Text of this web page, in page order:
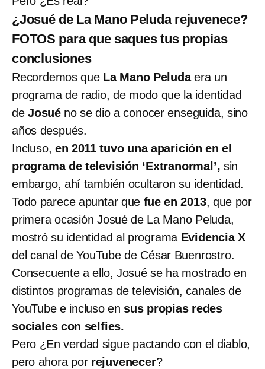
¿Josué de La Mano Peluda rejuvenece?
FOTOS para que saques tus propias
conclusiones
Recordemos que La Mano Peludaera un
programa de radio, de modo que la identidad
de Josué no se dio a conocer enseguida, sino
años después.
Incluso, en 2011 tuvo una aparición en el
programa de televisión ‘Extranormal’, sin
embargo, ahí también ocultaron su identidad.
Todo parece apuntar que fue en 2013, que por
primera ocasión Josué de La Mano Peluda,
mostró su identidad al programa Evidencia X
del canal de YouTube de César Buenrostro.
Consecuente a ello, Josué se ha mostrado en
distintos programas de televisión, canales de
YouTube e incluso en sus propias redes
sociales con selfies.
Pero ¿En verdad sigue pactando con el diablo,
pero ahora porrejuvenecer?